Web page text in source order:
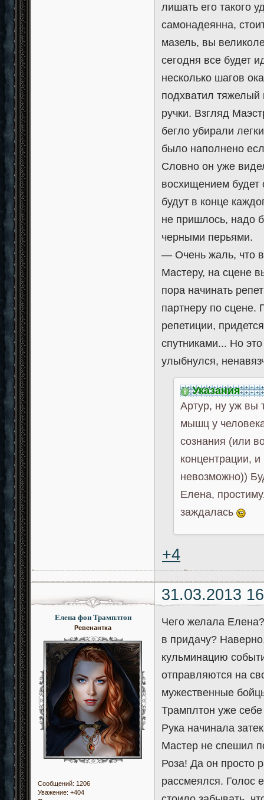
лишать его такого
самонадеянна,
мазель, вы
сегодня все будет
несколько шагов
подхватил
ручки. Взгляд
бегло убирали
было наполнено
Словно он уже
восхищением будет
будут в конце
не пришлось, надо
черными перьями.
— Очень жаль, что
Мастеру, на сцене
пора начинать
партнеру по сцене.
репетиции,
спутниками... Но
улыбнулся,
Указания
Артур, ну уж вы
мышц у
сознания (или
концентрации,
невозможно))
Елена,
заждалась
+4
31.03.2013
Елена фон Трамплтон
Ревенантка
Сообщений: 1206
Уважение: +404
Чего желала
в придачу?
кульминацию
отправляются на
мужественные
Трамплтон уже себе
Рука начинала
Мастер не спешил
Роза! Да он просто
рассмеялся. Голос